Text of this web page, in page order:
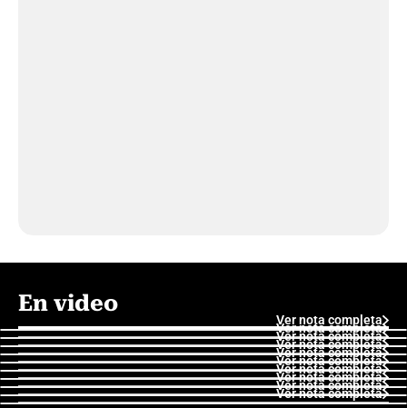
En video
Ver nota completa
Ver nota completa
Ver nota completa
Ver nota completa
Ver nota completa
Ver nota completa
Ver nota completa
Ver nota completa
Ver nota completa
Ver nota completa